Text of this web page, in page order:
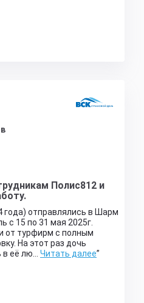
Полис812 и
года) отправлялись в Шарм
с 15 по 31 мая 2025г.
от турфирм с полным
На этот раз дочь
в её лю… Читать далее